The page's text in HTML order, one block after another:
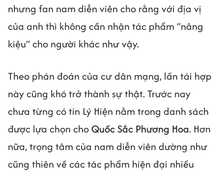
nhưng fan nam diễn viên cho rằng với địa vị
của anh thì không cần nhận tác phẩm “nâng
kiệu” cho người khác như vậy.
Theo phán đoán của cư dân mạng, lần tái hợp
này cũng khó trở thành sự thật. Trước nay
chưa từng có tin Lý Hiện nằm trong danh sách
được lựa chọn choQuốc Sắc Phương Hoa. Hơn
nữa, trọng tâm của nam diễn viên dường như
cũng thiên về các tác phẩm hiện đại nhiều